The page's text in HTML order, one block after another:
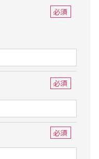
必須
必須
必須